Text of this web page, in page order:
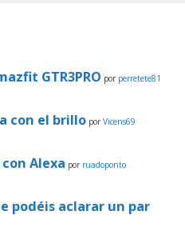
GTR3PRO por perretete81
con el brillo porVicens69
Alexa por ruadoponto
podéis aclarar un par